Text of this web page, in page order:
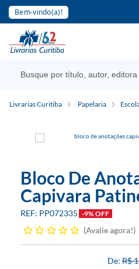
Bem-vindo(a)!
Livrarias Curitiba Papelaria
Bloco De
Capivara
PP072335 -9% OFF
Avalie agora!
R$